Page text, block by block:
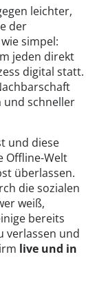
leichter,
der
simpel:
jeden direkt
digital statt.
und schneller
und diese
Offline-Welt
überlassen.
die sozialen
weiß,
bereits
verlassen und
live und in